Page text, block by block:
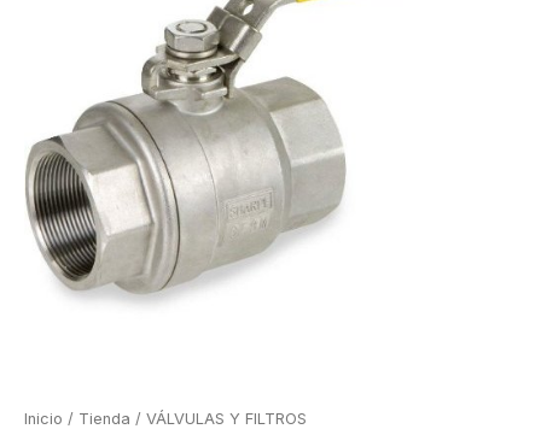
Inicio / Tienda / VÁLVULAS Y FILTROS